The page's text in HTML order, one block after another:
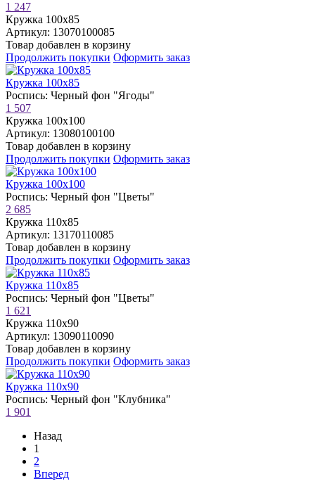
1 247
Кружка 100х85
Артикул: 13070100085
Товар добавлен в корзину
Продолжить покупки Оформить заказ
Кружка 100х85
Роспись: Черный фон "Ягоды"
1 507
Кружка 100х100
Артикул: 13080100100
Товар добавлен в корзину
Продолжить покупки Оформить заказ
Кружка 100х100
Роспись: Черный фон "Цветы"
2 685
Кружка 110х85
Артикул: 13170110085
Товар добавлен в корзину
Продолжить покупки Оформить заказ
Кружка 110х85
Роспись: Черный фон "Цветы"
1 621
Кружка 110х90
Артикул: 13090110090
Товар добавлен в корзину
Продолжить покупки Оформить заказ
Кружка 110х90
Роспись: Черный фон "Клубника"
1 901
Назад
1
2
Вперед